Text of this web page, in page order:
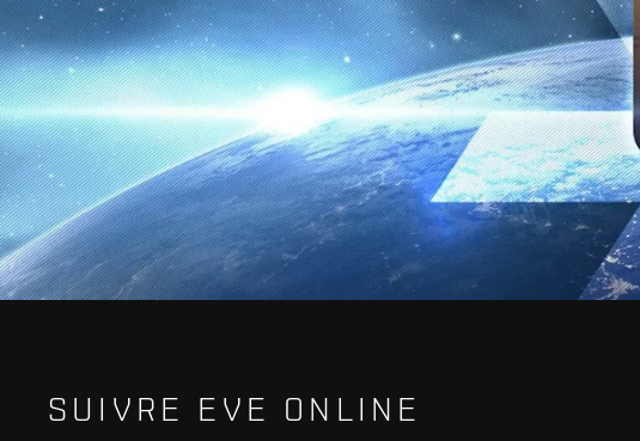
SUIVRE EVE ONLINE